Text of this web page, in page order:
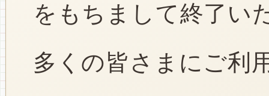
をもちまして終了い
多くの皆さまにご利